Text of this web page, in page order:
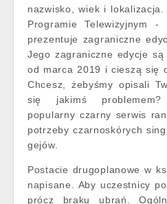
nazwisko, wiek i
Programie Telewizyjnym
prezentuje zagraniczne
Jego zagraniczne edycje
od marca 2019 i cieszą się
Chcesz, żebyśmy opisali
się jakimś
popularny czarny serwis
potrzeby czarnoskórych
gejów.
Postacie drugoplanowe w
napisane. Aby uczestnicy
prócz braku ubrań.